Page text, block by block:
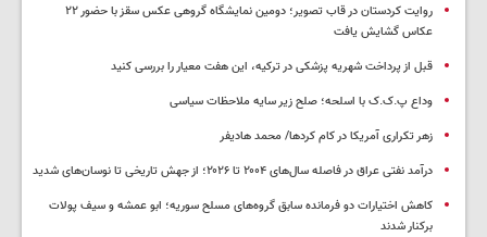
روایت کردستان در قاب تصویر؛ دومین نمایشگاه گروهی عکس سقز با حضور ۲۲
عکاس گشایش یافت
قبل از پرداخت شهریه پزشکی در ترکیه، این هفت معیار را بررسی کنید
وداع پ.ک.ک با اسلحه؛ صلح زیر سایه ملاحظات سیاسی
زهر تکراری آمریکا در کام کردها/ محمد هادیفر
درآمد نفتی عراق در فاصله سال‌های ۲۰۰۴ تا ۲۰۲۶؛ از جهش تاریخی تا نوسان‌های شدید
کاهش اختیارات دو فرمانده سابق گروه‌های مسلح سوریه؛ ابو عمشه و سیف پولات
برکنار شدند